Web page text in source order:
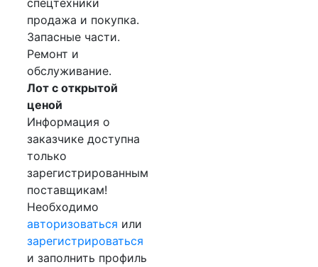
спецтехники
продажа и покупка.
Запасные части.
Ремонт и
обслуживание.
Лот с открытой
ценой
Информация о
заказчике доступна
только
зарегистрированным
поставщикам!
Необходимо
авторизоваться или
зарегистрироваться
и заполнить профиль